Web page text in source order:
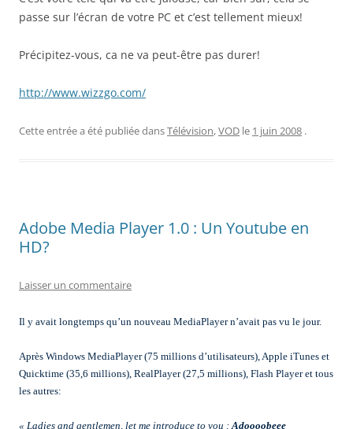
passe sur l’écran de votre PC et c’est tellement mieux!
Précipitez-vous, ca ne va peut-être pas durer!
http://www.wizzgo.com/
Cette entrée a été publiée dansTélévision,VOD le 1 juin 2008 .
Adobe Media Player 1.0 : Un Youtube en
HD?
Laisser un commentaire
Il y avait longtemps qu’un nouveau MediaPlayer n’avait pas vu le jour.
Après Windows MediaPlayer (75 millions d’utilisateurs), Apple iTunes et
Quicktime (35,6 millions), RealPlayer (27,5 millions), Flash Player et tous
les autres:
« Ladies and gentlemen, let me introduce to you :Adoooobeee